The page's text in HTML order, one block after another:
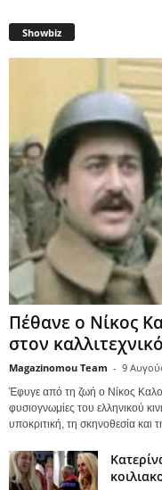
Showbiz
Πέθανε ο Νίκος
στον
Magazinomou Team - 9
Έφυγε από τη ζωή ο Νίκος
φυσιογνωμίες του ελληνικού
υποκριτική, τη σκηνοθεσία και